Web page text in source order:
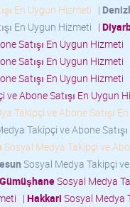
En Uygun Hizmeti |
En Uygun Hizmeti |
Satışı En Uygun Hizmeti
Satışı En Uygun Hizmeti
Satışı En Uygun Hizmeti
ve Abone Satışı En Uygun
Takipçi ve Abone Satışı
Takipçi ve Abone
Sosyal Medya Takipçi ve
Sosyal Medya Takipçi ve
GümüşhaneSosyal Medya
| Hakkari Sosyal Medya